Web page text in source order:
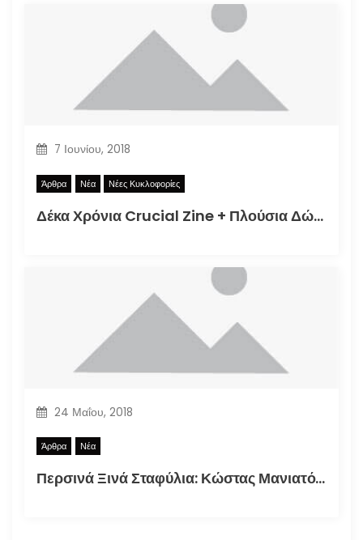
7 Ιουνίου, 2018
Άρθρα Νέα Νέες Κυκλοφορίες
Δέκα Χρόνια Crucial Zine + Πλούσια Δώρα!
24 Μαΐου, 2018
Άρθρα Νέα
Περσινά Ξινά Σταφύλια: Κώστας Μανιατόπουλος “Αυτοσκατατροφή”, Έκθεση 2018